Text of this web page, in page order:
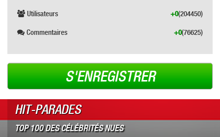
Utilisateurs (204450)
+0
Commentaires (76625)
+0
S'ENREGISTRER
HIT-PARADES
TOP 100 DES CÉLÉBRITÉS NUES